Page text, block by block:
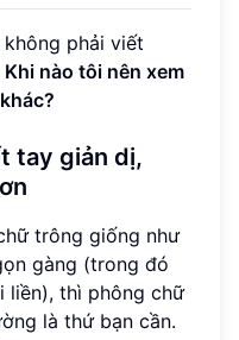
không phải viết
Khi nào tôi nên xem
tay giản dị,
trông giống như
gàng (trong đó
liền), thì phông chữ
là thứ bạn cần.